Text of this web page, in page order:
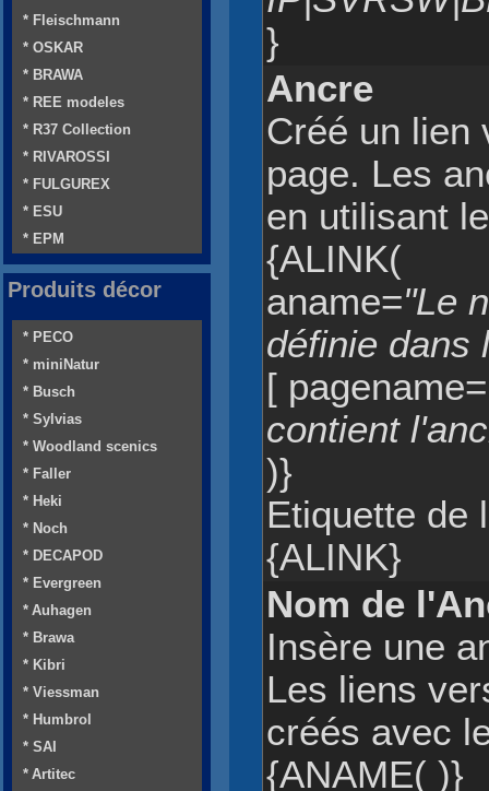
}
Ancre
Créé un lien
page. Les
en utilisant
{ALINK(
aname="Le
définie dans
[ pagename=
contient
)}
Etiquette de
{ALINK}
Nom de
Insère une
Les liens
créés avec
{ANAME( )}
* Fleischmann
* OSKAR
* BRAWA
* REE modeles
* R37 Collection
* RIVAROSSI
* FULGUREX
* ESU
* EPM
Produits décor
* PECO
* miniNatur
* Busch
* Sylvias
* Woodland scenics
* Faller
* Heki
* Noch
* DECAPOD
* Evergreen
* Auhagen
* Brawa
* Kibri
* Viessman
* Humbrol
* SAI
* Artitec